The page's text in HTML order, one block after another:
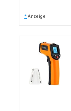
* Anzeige